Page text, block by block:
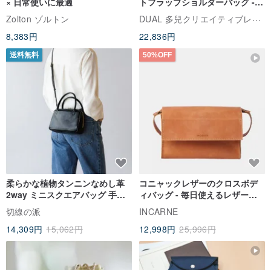
Zolton ゾルトン
8,383円
ラッキーグリーン (ギフト オリ
ジナル)
DUAL 多兒クリエイティブレザーグッズ
22,836円
送料無料
柔らかな植物タンニンなめし革
2way ミニスクエアバッグ 手提
げ 斜め掛け 上品な本革バッグ
切線の派
14,309円 15,062円
50%OFF
コニャックレザーのクロスボデ
ィバッグ - 毎日使えるレザーハ
ンドバッグ
INCARNE
12,998円 25,996円